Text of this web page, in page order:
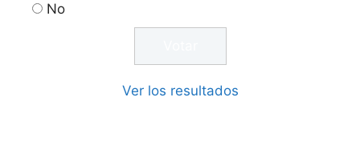
No
Ver los resultados